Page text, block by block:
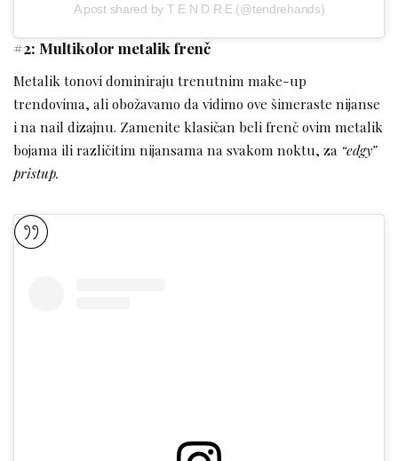
A post shared by T E N D R E (@tendrehands)
#2: Multikolor metalik frenč
Metalik tonovi dominiraju trenutnim make-up
trendovima, ali obožavamo da vidimo ove šimeraste nijanse
i na nail dizajnu. Zamenite klasičan beli frenč ovim metalik
bojama ili različitim nijansama na svakom noktu, za “edgy”
pristup.